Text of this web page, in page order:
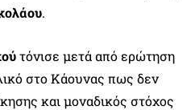
.
τόνισε μετά από ερώτηση
στο Κάουνας πως δεν
και μοναδικός στόχος